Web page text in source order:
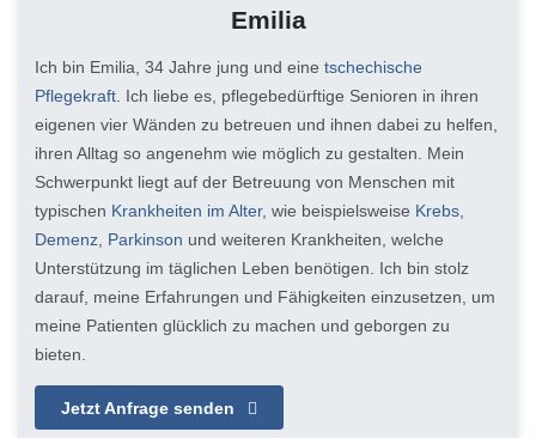
Emilia
Ich bin Emilia, 34 Jahre jung und eine tschechische
Pflegekraft. Ich liebe es, pflegebedürftige Senioren in ihren
eigenen vier Wänden zu betreuen und ihnen dabei zu helfen,
ihren Alltag so angenehm wie möglich zu gestalten. Mein
Schwerpunkt liegt auf der Betreuung von Menschen mit
typischen Krankheiten im Alter, wie beispielsweise Krebs,
Demenz, Parkinson und weiteren Krankheiten, welche
Unterstützung im täglichen Leben benötigen. Ich bin stolz
darauf, meine Erfahrungen und Fähigkeiten einzusetzen, um
meine Patienten glücklich zu machen und geborgen zu
bieten.
Jetzt Anfrage senden